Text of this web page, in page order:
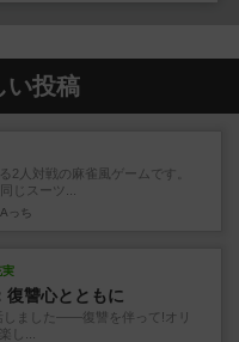
い投稿
2人対戦の麻雀風ゲームです。
じスーツ...
っち
実
復讐心とともに
しました――復讐を伴って!オリ
し...